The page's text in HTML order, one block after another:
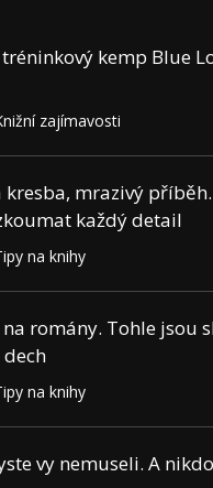
kemp Blue
zajímavosti
kresba, mrazivý
každý detail
na knihy
romány. Tohle jsou
na knihy
vy nemuseli. A